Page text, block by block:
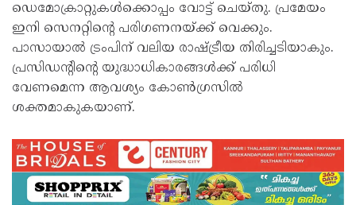
ഡെമോക്രാറ്റുകള്‍ക്കൊപ്പം വോട്ട് ചെയ്തു. പ്രമേയം
ഇനി സെനറ്റിന്റെ പരിഗണനയ്ക്ക് വെക്കും.
പാസായാല്‍ ട്രംപിന് വലിയ രാഷ്ട്രീയ തിരിച്ചടിയാകും.
പ്രസിഡന്റിന്റെ യുദ്ധാധികാരങ്ങള്‍ക്ക് പരിധി
വേണമെന്ന ആവശ്യം കോണ്‍ഗ്രസില്‍
ശക്തമാകുകയാണ്.